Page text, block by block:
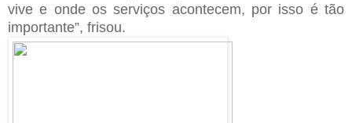
vive e onde os serviços acontecem, por isso é tão
importante”, frisou.